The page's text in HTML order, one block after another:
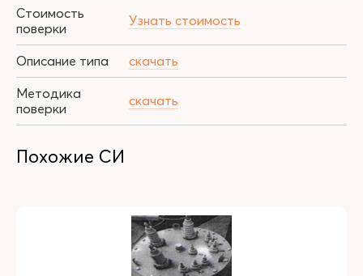
Стоимость
поверки
Узнать стоимость
Описание типа
скачать
Методика
поверки
скачать
Похожие СИ